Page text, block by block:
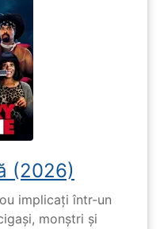
(2026)
implicați într-un
monștri și